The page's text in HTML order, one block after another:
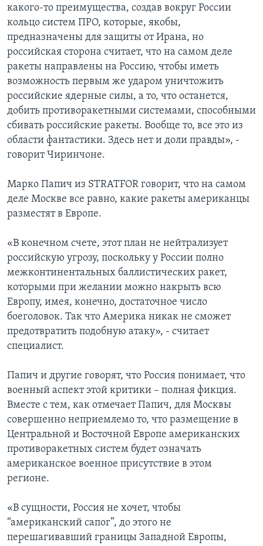
какого-то преимущества, создав вокруг России
кольцо систем ПРО, которые, якобы,
предназначены для защиты от Ирана, но
российская сторона считает, что на самом деле
ракеты направлены на Россию, чтобы иметь
возможность первым же ударом уничтожить
российские ядерные силы, а то, что останется,
добить противоракетными системами, способными
сбивать российские ракеты. Вообще то, все это из
области фантастики. Здесь нет и доли правды», -
говорит Чиринчоне.
Марко Папич из STRATFOR говорит, что на самом
деле Москве все равно, какие ракеты американцы
разместят в Европе.
«В конечном счете, этот план не нейтрализует
российскую угрозу, поскольку у России полно
межконтинентальных баллистических ракет,
которыми при желании можно накрыть всю
Европу, имея, конечно, достаточное число
боеголовок. Так что Америка никак не сможет
предотвратить подобную атаку», - считает
специалист.
Папич и другие говорят, что Россия понимает, что
военный аспект этой критики – полная фикция.
Вместе с тем, как отмечает Папич, для Москвы
совершенно неприемлемо то, что размещение в
Центральной и Восточной Европе американских
противоракетных систем будет означать
американское военное присутствие в этом
регионе.
«В сущности, Россия не хочет, чтобы
“американский сапог”, до этого не
перешагивавший границы Западной Европы,